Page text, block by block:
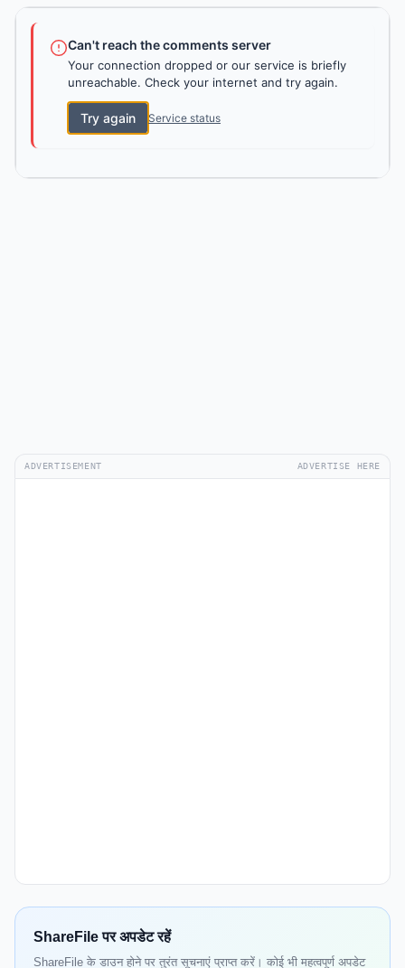
Can't reach the comments server
Your connection dropped or our service is briefly
unreachable. Check your internet and try again.
Try again Service status
ADVERTISEMENT ADVERTISE HERE
ShareFile पर अपडेट रहें
ShareFile के डाउन होने पर तुरंत सूचनाएं प्राप्त करें। कोई भी महत्वपूर्ण अपडेट